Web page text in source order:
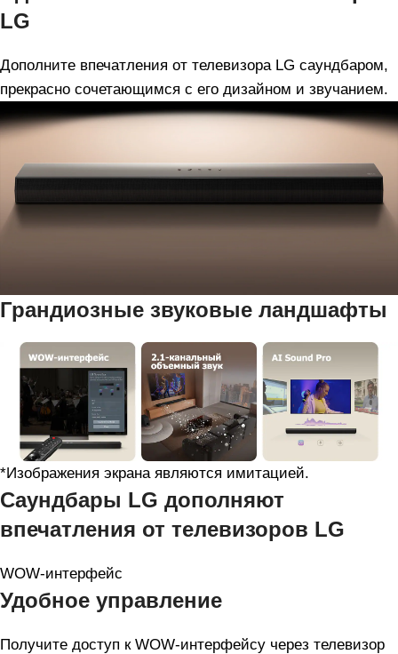
LG
Дополните впечатления от телевизора LG саундбаром,
прекрасно сочетающимся с его дизайном и звучанием.
Грандиозные звуковые ландшафты
*Изображения экрана являются имитацией.
Саундбары LG дополняют
впечатления от телевизоров LG
WOW-интерфейс
Удобное управление
Получите доступ к WOW-интерфейсу через телевизор